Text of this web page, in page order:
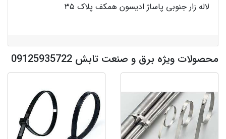
لاله زار جنوبی پاساژ ادیسون همکف پلاک ۳۵
محصولات ویژه برق و صنعت تابش 09125935722